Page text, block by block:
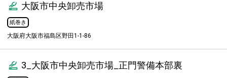
大阪市中央卸売市場
紙巻き
大阪府大阪市福島区野田1-1-86
3_大阪市中央卸売市場_正門警備本部裏